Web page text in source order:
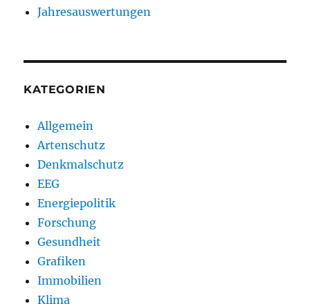
Jahresauswertungen
KATEGORIEN
Allgemein
Artenschutz
Denkmalschutz
EEG
Energiepolitik
Forschung
Gesundheit
Grafiken
Immobilien
Klima